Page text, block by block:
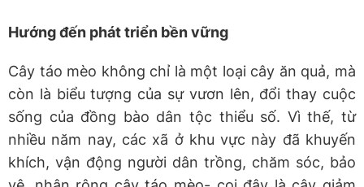
Hướng đến phát triển bền vững
​Cây táo mèo không chỉ là một loại cây ăn quả, mà
còn là biểu tượng của sự vươn lên, đổi thay cuộc
sống của đồng bào dân tộc thiểu số. Vì thế, từ
nhiều năm nay, các xã ở khu vực này đã khuyến
khích, vận động người dân trồng, chăm sóc, bảo